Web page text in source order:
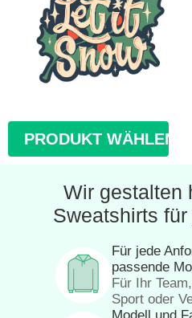
PRODUKT WÄHLEN
Wir gestalten
Sweatshirts
Für jede
passende
Für Ihr
Sport oder